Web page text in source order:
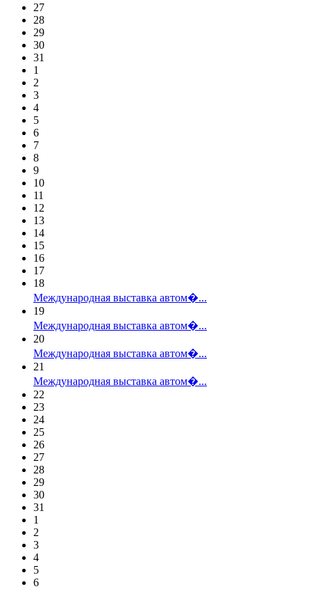
27
28
29
30
31
1
2
3
4
5
6
7
8
9
10
11
12
13
14
15
16
17
18
Международная выставка автом�...
19
Международная выставка автом�...
20
Международная выставка автом�...
21
Международная выставка автом�...
22
23
24
25
26
27
28
29
30
31
1
2
3
4
5
6